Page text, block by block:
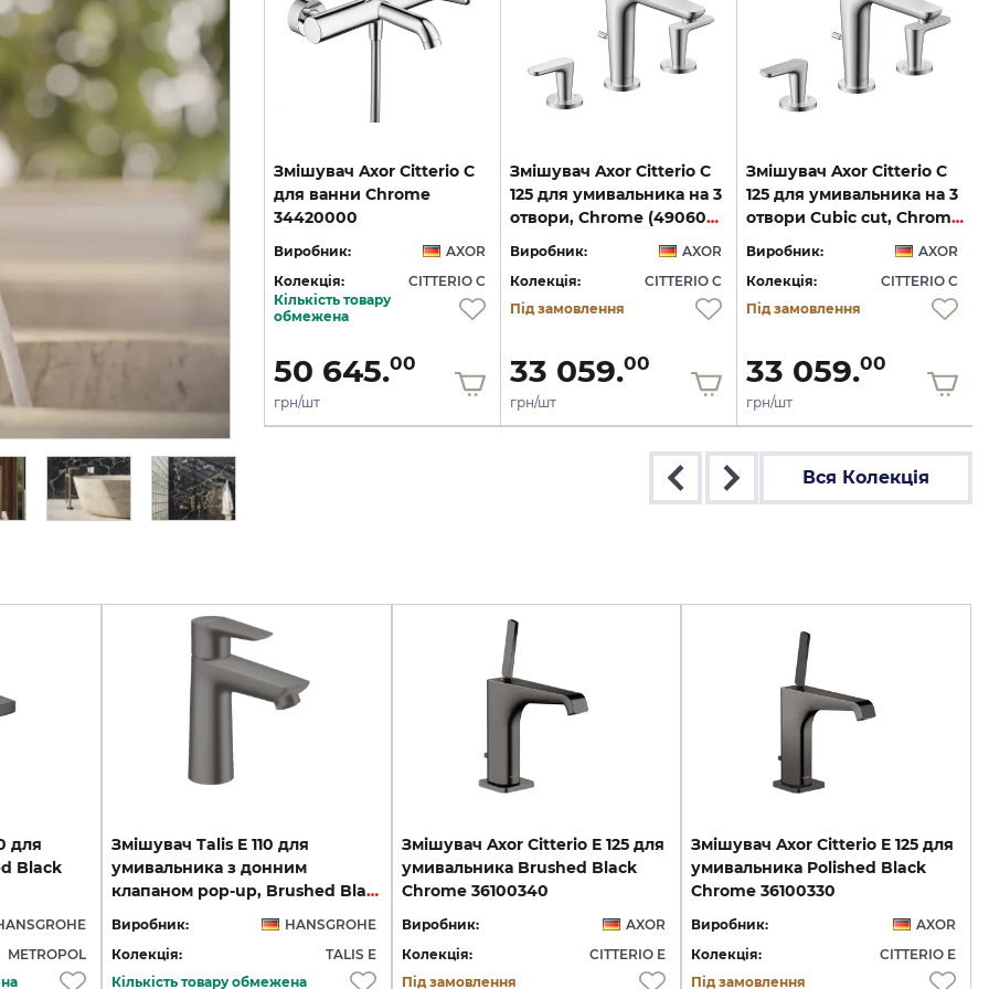
C
Змішувач Axor Citterio C
125 CoolStart для
Колекція:
36 436.
Змішувач Axor Citterio C
для ванни Chrome
34420000
Виробник:
AXOR
Колекція:
CITTERIO C
Кількість товару
обмежена
50 645.00
грн/шт
Змішувач Axor Citterio C
125 для умивальника на 3
отвори, Chrome (49060000)
Виробник:
AXOR
Колекція:
CITTERIO C
Під замовлення
33 059.00
грн/шт
Змішувач Axor Citterio C
125 для умивальника на 3
отвори Cubic cut, Chrome (49061000)
Виробник:
AXOR
Колекція:
CITTERIO C
Під замовлення
33 059.00
грн/шт
Вся Колекція
для
Black
METROPOL
Змішувач Talis E 110 для
умивальника з донним
клапаном pop-up, Brushed Black Chrome (71710340)
Виробник:
HANSGROHE
Колекція:
TALIS E
Кількість товару обмежена
Змішувач Axor Citterio E 125 для
умивальника Brushed Black
Chrome 36100340
Виробник:
AXOR
Колекція:
CITTERIO E
Під замовлення
Змішувач Axor Citterio E 125 для
умивальника Polished Black
Chrome 36100330
Виробник:
AXOR
Колекція:
CITTERIO E
Під замовлення